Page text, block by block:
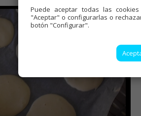
Puede aceptar todas las
"Aceptar" o configurarlas o
botón "Configurar".